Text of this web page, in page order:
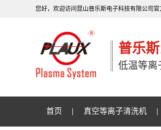
您好，欢迎访问昆山普乐斯电子科技有限公司官
普乐
低温等离
首页 真空等离子清洗机